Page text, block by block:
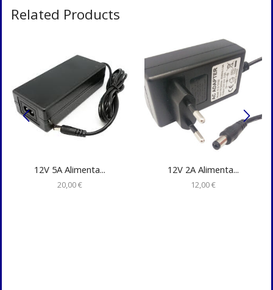
Related Products
12V 5A Alimenta...
20,00€
12V 2A Alimenta...
12,00€